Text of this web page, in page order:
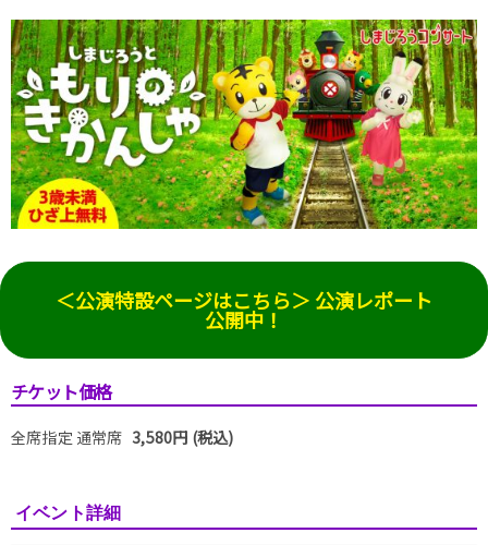
＜公演特設ページはこちら＞ 公演レポート
公開中！
チケット価格
全席指定 通常席 3,580円 (税込)
イベント詳細